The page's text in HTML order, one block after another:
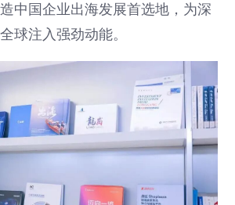
中国企业出海发展首选地，为深
球注入强劲动能。